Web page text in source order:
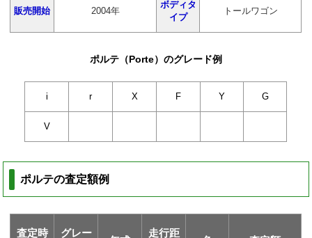
販売開始 2004年
ボディタ
イプ
トールワゴン
ポルテ（Porte）のグレード例
i r X F Y G
V
ポルテの査定額例
査定時
グレー
走行距